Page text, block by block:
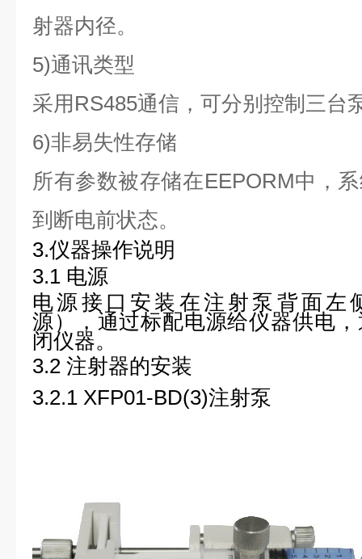
射器内径。
5)通讯类型
采用RS485通信，可分别控制三台
6)非易失性存储
所有参数被存储在EEPORM中，
到断电前状态。
3.仪器操作说明
3.1 电源
电源接口安装在注射泵背面左
源），通过标配电源给仪器供电
闭仪器。
3.2 注射器的安装
3.2.1 XFP01-BD(3)注射泵